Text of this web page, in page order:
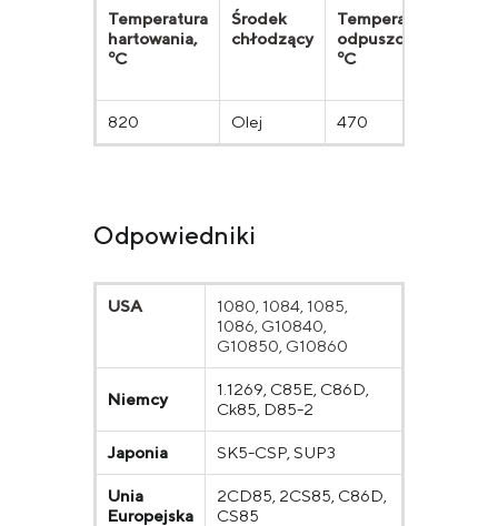
Temperatura
hartowania,
ºС
Środek
chłodzący
Temperatura
odpuszczania,
ºС
820 Olej 470
Odpowiedniki
USA
1080, 1084, 1085,
1086, G10840,
G10850, G10860
Niemcy
1.1269, C85E, C86D,
Ck85, D85-2
Japonia SK5-CSP, SUP3
Unia
Europejska
2CD85, 2CS85, C86D,
CS85